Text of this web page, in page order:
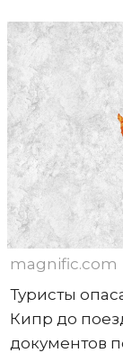
magnific.com
Туристы
Кипр до
документов